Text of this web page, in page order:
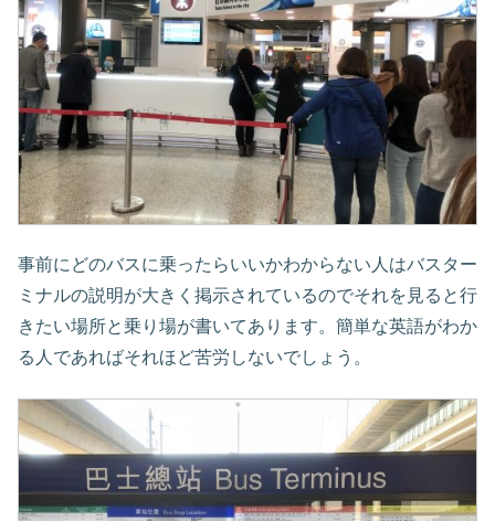
事前にどのバスに乗ったらいいかわからない人はバスター
ミナルの説明が大きく掲示されているのでそれを見ると行
きたい場所と乗り場が書いてあります。簡単な英語がわか
る人であればそれほど苦労しないでしょう。